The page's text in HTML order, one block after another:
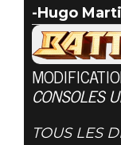
-Hugo
CONSOLES
TOUS LES